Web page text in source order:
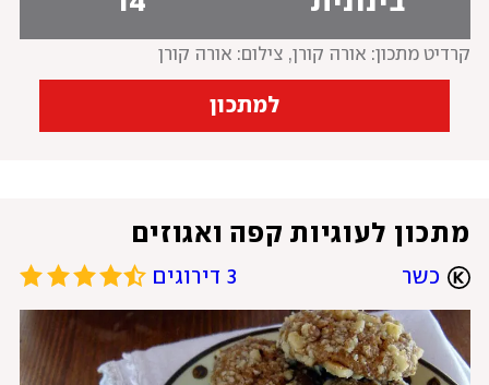
קרדיט מתכון: אורה קורן, צילום: אורה קורן
למתכון
מתכון לעוגיות קפה ואגוזים
כשר 3 דירוגים